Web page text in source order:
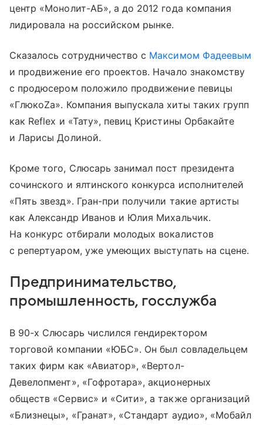
центр «Монолит-АБ», а до 2012 года компания
лидировала на российском рынке.
Сказалось сотрудничество с Максимом Фадеевым
и продвижение его проектов. Начало знакомству
с продюсером положило продвижение певицы
«ГлюкоZа». Компания выпускала хиты таких групп
как Reflex и «Тату», певиц Кристины Орбакайте
и Ларисы Долиной.
Кроме того, Слюсарь занимал пост президента
сочинского и ялтинского конкурса исполнителей
«Пять звезд». Гран-при получили такие артисты
как Александр Иванов и Юлия Михальчик.
На конкурс отбирали молодых вокалистов
с репертуаром, уже умеющих выступать на сцене.
Предпринимательство,
промышленность, госслужба
В 90-х Слюсарь числился гендиректором
торговой компании «ЮБС». Он был совладельцем
таких фирм как «Авиатор», «Вертол-
Девелопмент», «Гофротара», акционерных
обществ «Сервис» и «Сити», а также организаций
«Близнецы», «Гранат», «Стандарт аудио», «Мобайл